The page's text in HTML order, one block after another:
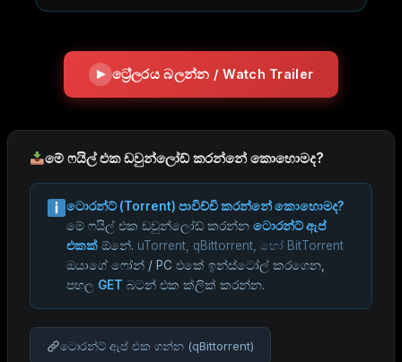
ට්‍රේලරය බලන්න / Watch Trailer
මේ ෆයිල් එක ඩවුන්ලෝඩ් කරන්නේ කොහොමද?
ටොරන්ට් (Torrent) පාවිච්චි කරන්නේ කොහොමද?
මේ ෆයිල් එක ඩවුන්ලෝඩ් කරන්නටොරන්ට් ඇප්
එකක් ඕනේ. uTorrent, qBittorrent, හෝ BitTorrent
ඔයාගේ ෆෝන් / PC එකේ ඉන්ස්ටෝල් කරගෙන,
පහල GET බටන් එක ක්ලික් කරන්න.
ටොරන්ට් ඇප් එක ගන්න (qBittorrent)